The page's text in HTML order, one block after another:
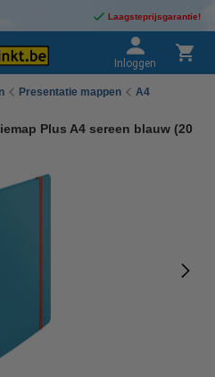
Laagsteprijsgarantie!
Inloggen
Presentatie mappen A4
Plus A4 sereen blauw (20